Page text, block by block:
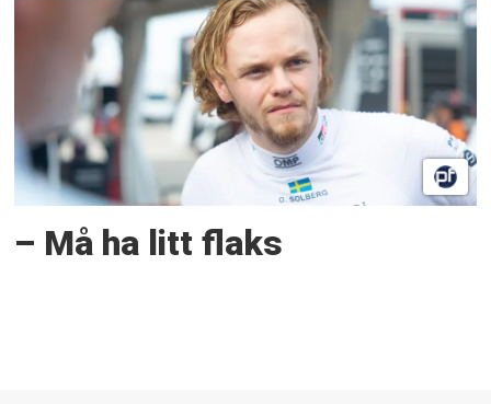
– Må ha litt flaks